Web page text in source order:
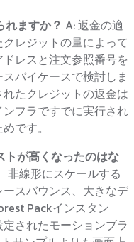
れますか？ A: 返金の適
レジットの量によって
レスと注文参照番号を
バイケースで検討しま
たクレジットの返金は
フラですでに実行され
です。
トが高くなったのはな
非線形にスケールする
スバウンス、大きなデ
Packインスタン
されたモーションブラ